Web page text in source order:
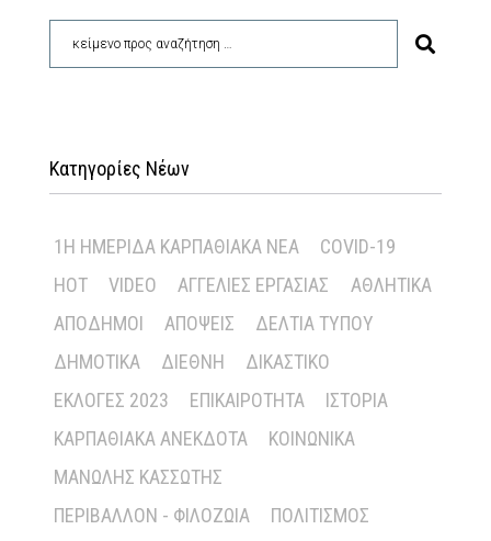
Κατηγορίες Νέων
1Η ΗΜΕΡΊΔΑ ΚΑΡΠΑΘΙΑΚΆ ΝΈΑ
COVID-19
HOT
VIDEO ΑΓΓΕΛΊΕΣ ΕΡΓΑΣΊΑΣ
ΑΘΛΗΤΙΚΆ
ΑΠΌΔΗΜΟΙ
ΑΠΌΨΕΙΣ
ΔΕΛΤΊΑ ΤΎΠΟΥ
ΔΗΜΟΤΙΚΆ
ΔΙΕΘΝΉ
ΔΙΚΑΣΤΙΚΌ
ΕΚΛΟΓΈΣ 2023
ΕΠΙΚΑΙΡΌΤΗΤΑ
ΙΣΤΟΡΊΑ
ΚΑΡΠΑΘΙΑΚΆ ΑΝΈΚΔΟΤΑ
ΚΟΙΝΩΝΙΚΆ
ΜΑΝΏΛΗΣ ΚΑΣΣΏΤΗΣ
ΠΕΡΙΒΆΛΛΟΝ - ΦΙΛΟΖΩΊΑ
ΠΟΛΙΤΙΣΜΌΣ